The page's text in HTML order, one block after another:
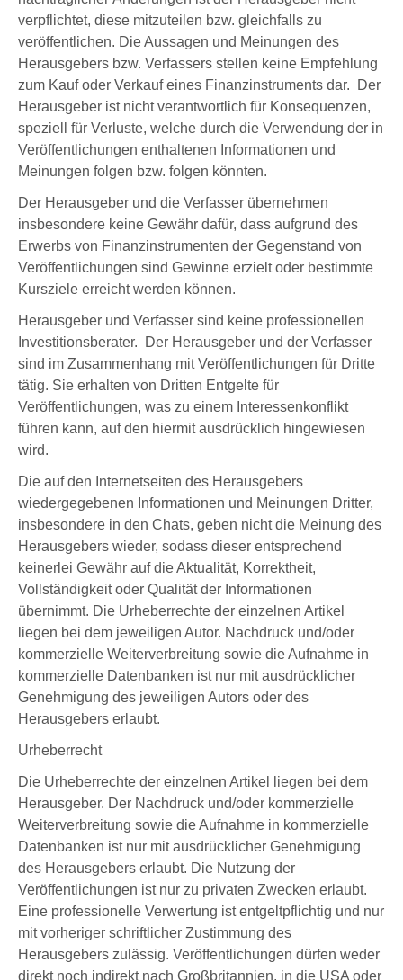
verpflichtet, diese mitzuteilen bzw. gleichfalls zu
veröffentlichen. Die Aussagen und Meinungen des
Herausgebers bzw. Verfassers stellen keine Empfehlung
zum Kauf oder Verkauf eines Finanzinstruments dar. Der
Herausgeber ist nicht verantwortlich für Konsequenzen,
speziell für Verluste, welche durch die Verwendung der in
Veröffentlichungen enthaltenen Informationen und
Meinungen folgen bzw. folgen könnten.
Der Herausgeber und die Verfasser übernehmen
insbesondere keine Gewähr dafür, dass aufgrund des
Erwerbs von Finanzinstrumenten der Gegenstand von
Veröffentlichungen sind Gewinne erzielt oder bestimmte
Kursziele erreicht werden können.
Herausgeber und Verfasser sind keine professionellen
Investitionsberater. Der Herausgeber und der Verfasser
sind im Zusammenhang mit Veröffentlichungen für Dritte
tätig. Sie erhalten von Dritten Entgelte für
Veröffentlichungen, was zu einem Interessenkonflikt
führen kann, auf den hiermit ausdrücklich hingewiesen
wird.
Die auf den Internetseiten des Herausgebers
wiedergegebenen Informationen und Meinungen Dritter,
insbesondere in den Chats, geben nicht die Meinung des
Herausgebers wieder, sodass dieser entsprechend
keinerlei Gewähr auf die Aktualität, Korrektheit,
Vollständigkeit oder Qualität der Informationen
übernimmt. Die Urheberrechte der einzelnen Artikel
liegen bei dem jeweiligen Autor. Nachdruck und/oder
kommerzielle Weiterverbreitung sowie die Aufnahme in
kommerzielle Datenbanken ist nur mit ausdrücklicher
Genehmigung des jeweiligen Autors oder des
Herausgebers erlaubt.
Urheberrecht
Die Urheberrechte der einzelnen Artikel liegen bei dem
Herausgeber. Der Nachdruck und/oder kommerzielle
Weiterverbreitung sowie die Aufnahme in kommerzielle
Datenbanken ist nur mit ausdrücklicher Genehmigung
des Herausgebers erlaubt. Die Nutzung der
Veröffentlichungen ist nur zu privaten Zwecken erlaubt.
Eine professionelle Verwertung ist entgeltpflichtig und nur
mit vorheriger schriftlicher Zustimmung des
Herausgebers zulässig. Veröffentlichungen dürfen weder
direkt noch indirekt nach Großbritannien, in die USA oder